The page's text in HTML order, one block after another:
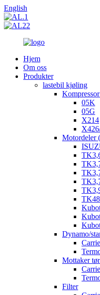
English
Hjem
Om oss
Produkter
lastebil kjøling
05K
05G
X214
Motordeler
Dynamo/
Mottaker
Filter